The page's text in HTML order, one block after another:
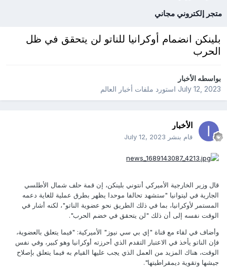
متجر إلكتروني مجاني
بلينكن انضمام أوكرانيا للناتو لن يتحقق في ظل
الحرب
بواسطهالأخبار
July 12, 2023استورد ملفات أخبار العالم
الأخبار
قام بنشر July 12, 2023
قال وزير الخارجية الأميركي أنتوني بلينكن، إن قمة حلف شمال الأطلسي
الجارية في ليتوانيا "ستشهد تحالفا موحدا يظهر بطرق عملية للغاية دعمه
المستمر لأوكرانيا، بما في ذلك الطريق نحو عضوية الناتو"، لكنه أشار في
الوقت نفسه إلى أن ذلك "لن يتحقق في خضم الحرب".
وأضاف في لقاء مع قناة "إي بي سي نيوز" الأميركية: "فيما يتعلق بالعضوية،
فإن الناتو يأخذ في الاعتبار التقدم الذي أحرزته أوكرانيا وهو كبير، وفي نفس
الوقت، هناك المزيد من العمل الذي يجب عليها القيام به فيما يتعلق بإصلاح
جيشها وتقوية ديمقراطيتها".